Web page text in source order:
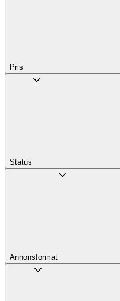
Pris
Status
Annons­format